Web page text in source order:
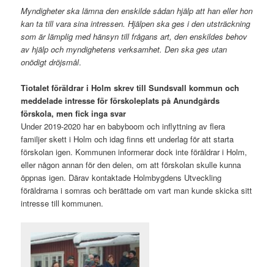
Myndigheter ska lämna den enskilde sådan hjälp att han eller hon
kan ta till vara sina intressen. Hjälpen ska ges i den utsträckning
som är lämplig med hänsyn till frågans art, den enskildes behov
av hjälp och myndighetens verksamhet. Den ska ges utan
onödigt dröjsmål.
Tiotalet föräldrar i Holm skrev till Sundsvall kommun och
meddelade intresse för förskoleplats på Anundgårds
förskola, men fick inga svar
Under 2019-2020 har en babyboom och inflyttning av flera
familjer skett i Holm och idag finns ett underlag för att starta
förskolan igen. Kommunen informerar dock inte föräldrar i Holm,
eller någon annan för den delen, om att förskolan skulle kunna
öppnas igen. Därav kontaktade Holmbygdens Utveckling
föräldrarna i somras och berättade om vart man kunde skicka sitt
intresse till kommunen.